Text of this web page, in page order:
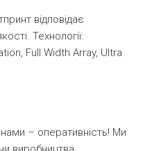
відповідає
Технології:
Full Width Array, Ultra
– оперативність! Ми